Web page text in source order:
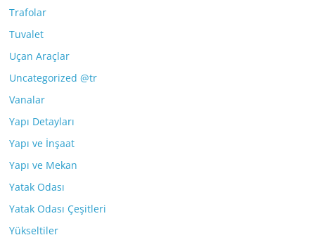
Trafolar
Tuvalet
Uçan Araçlar
Uncategorized @tr
Vanalar
Yapı Detayları
Yapı ve İnşaat
Yapı ve Mekan
Yatak Odası
Yatak Odası Çeşitleri
Yükseltiler